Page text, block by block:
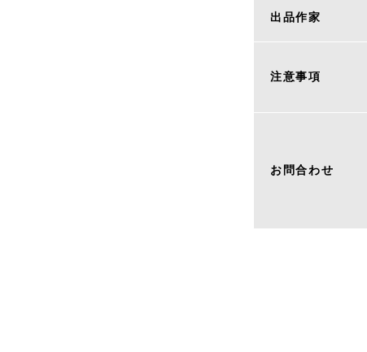
出品作家
注意事項
お問合わせ